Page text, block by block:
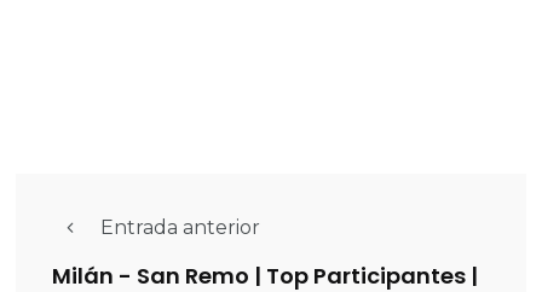
Entrada anterior
Milán - San Remo | Top Participantes |